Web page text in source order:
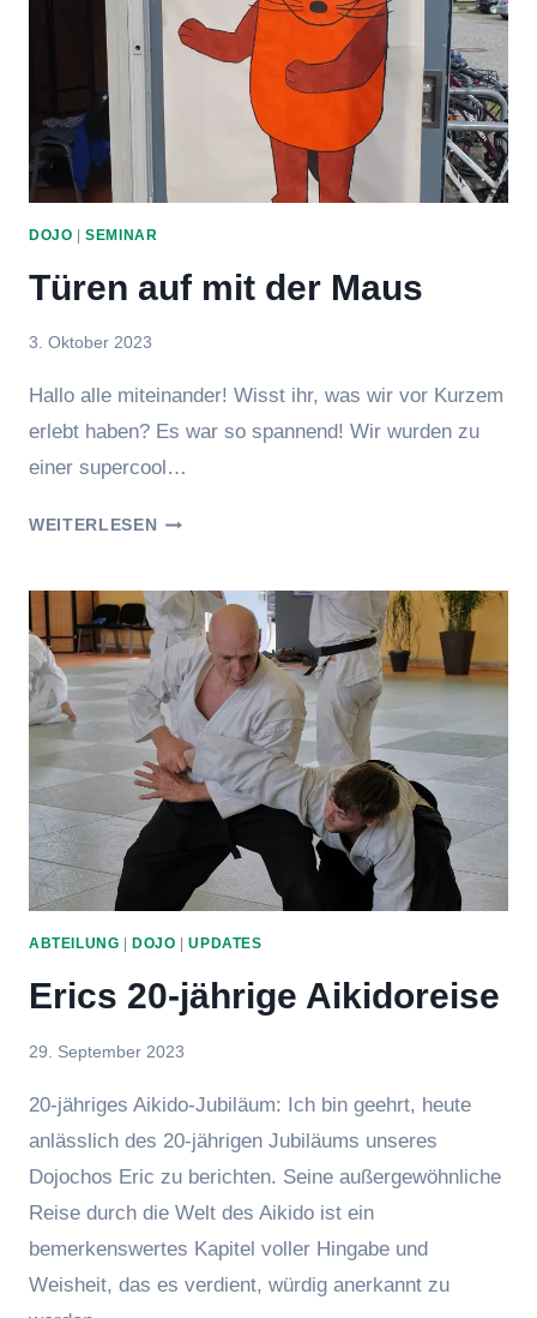
DOJO |SEMINAR
Türen auf mit der Maus
Von
3. Oktober 2023
Hallo alle miteinander! Wisst ihr, was wir vor Kurzem
erlebt haben? Es war so spannend! Wir wurden zu
einer supercool…
WEITERLESENTÜREN
DER
MAUS
ABTEILUNG DOJO |UPDATES
Erics 20-jährige Aikidoreise
Von
29. September 2023
20-jähriges Aikido-Jubiläum: Ich bin geehrt, heute
anlässlich des 20-jährigen Jubiläums unseres
Dojochos Eric zu berichten. Seine außergewöhnliche
Reise durch die Welt des Aikido ist ein
bemerkenswertes Kapitel voller Hingabe und
Weisheit, das es verdient, würdig anerkannt zu